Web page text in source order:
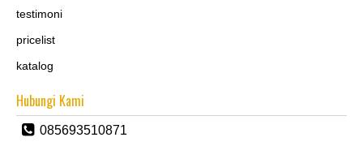
testimoni
pricelist
katalog
Hubungi Kami
085693510871